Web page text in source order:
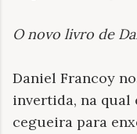
O novo livro de
Daniel Francoy
invertida, na qual
cegueira para